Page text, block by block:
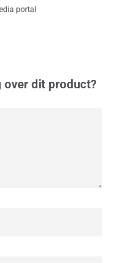
portal
over dit product?